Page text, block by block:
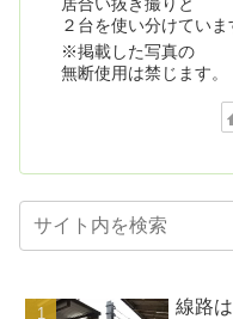
２台を使い分けていま
※掲載した写真の
無断使用は禁じます。
線路